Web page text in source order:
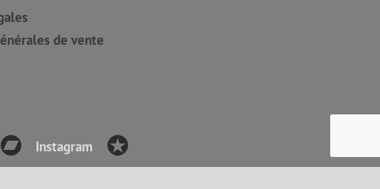
de vente
Instagram